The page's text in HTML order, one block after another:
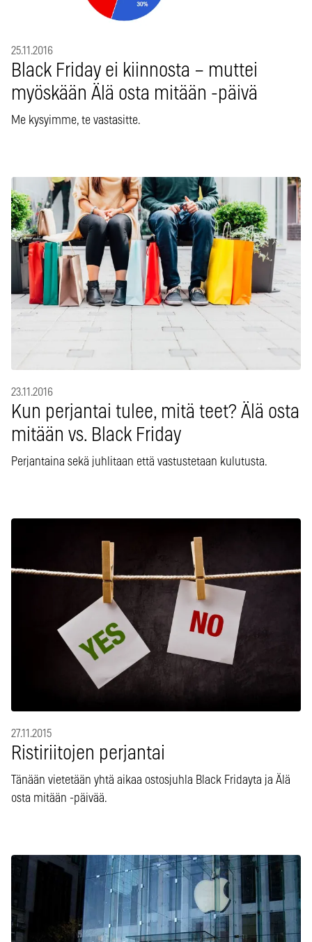
25.11.2016
Black Friday ei kiinnosta – muttei
myöskään Älä osta mitään -päivä
Me kysyimme, te vastasitte.
23.11.2016
Kun perjantai tulee, mitä teet? Älä osta
mitään vs. Black Friday
Perjantaina sekä juhlitaan että vastustetaan kulutusta.
27.11.2015
Ristiriitojen perjantai
Tänään vietetään yhtä aikaa ostosjuhla Black Fridayta ja Älä
osta mitään -päivää.